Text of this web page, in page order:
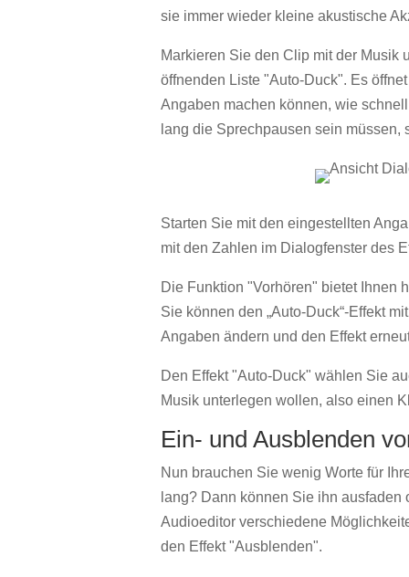
sie immer wieder kleine akustische
Markieren Sie den Clip mit der Musik
öffnenden Liste "Auto-Duck". Es
Angaben machen können, wie
lang die Sprechpausen sein
Starten Sie mit den eingestellten
mit den Zahlen im Dialogfenster des
Die Funktion "Vorhören" bietet Ihnen
Sie können den „Auto-Duck“-Effekt
Angaben ändern und den Effekt
Den Effekt "Auto-Duck" wählen Sie
Musik unterlegen wollen, also einen
Ein- und Ausblenden
Nun brauchen Sie wenig Worte für
lang? Dann können Sie ihn
Audioeditor verschiedene
den Effekt "Ausblenden".